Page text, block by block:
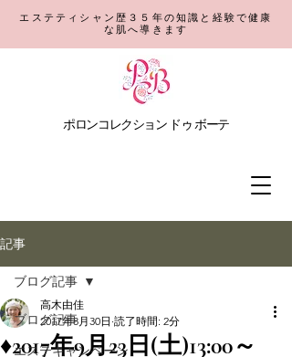
エステティシャン歴３５年の知識と経験で健康
な肌へ導きます
​ポロンコレクション ドゥ ボーテ
記事
ブログ記事
エステキャンペーン
ブログ記事
♦2017年9月23日(土)13:00～
高木由佳
2017年8月30日 読了時間: 2分